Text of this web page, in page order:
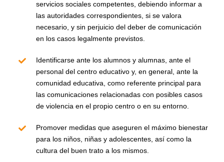
servicios sociales competentes, debiendo informar a
las autoridades correspondientes, si se valora
necesario, y sin perjuicio del deber de comunicación
en los casos legalmente previstos.
Identificarse ante los alumnos y alumnas, ante el
personal del centro educativo y, en general, ante la
comunidad educativa, como referente principal para
las comunicaciones relacionadas con posibles casos
de violencia en el propio centro o en su entorno.
Promover medidas que aseguren el máximo bienestar
para los niños, niñas y adolescentes, así como la
cultura del buen trato a los mismos.